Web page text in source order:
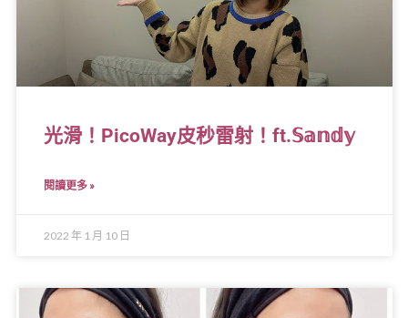
光滑！PicoWay皮秒雷射！ft.𝕊𝕒𝕟𝕕𝕪
閱讀更多 »
2022 年 1 月 10 日